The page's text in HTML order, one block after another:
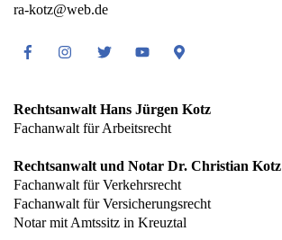
ra-kotz@web.de
FacebookInstagramTwitter Youtube Google
Rechtsanwalt Hans Jürgen Kotz
Fachanwalt für Arbeitsrecht
Rechtsanwalt und Notar Dr. Christian Kotz
Fachanwalt für Verkehrsrecht
Fachanwalt für Versicherungsrecht
Notar mit Amtssitz in Kreuztal